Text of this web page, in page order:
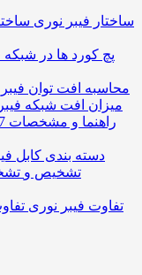
ساختار فیبر نوری
پچ کورد ها در شبکه
محاسبه افت توان
میزان افت شبکه
راهنما و مشخصات
دسته بندی کابل
تشخیص و
تفاوت فیبر نوری